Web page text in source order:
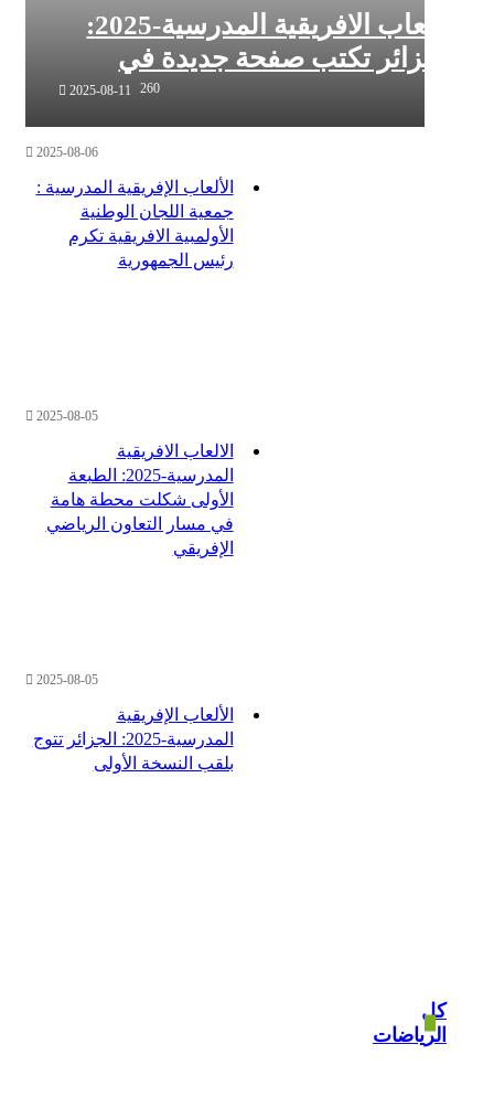
الالعاب الافريقية المدرسية-2025:
تكتب صفحة جديدة في
الرياضة المدرسية الإفريقية2025-08-11
2025-08-06
الألعاب الإفريقية المدرسية :
جمعية اللجان الوطنية
الأولمبية الافريقية تكرم
رئيس الجمهورية
2025-08-05
الالعاب الافريقية
المدرسية-2025: الطبعة
الأولى شكلت محطة هامة
في مسار التعاون الرياضي
2025-08-05
الألعاب الإفريقية
المدرسية-2025: الجزائر تتوج
بلقب النسخة الأولى